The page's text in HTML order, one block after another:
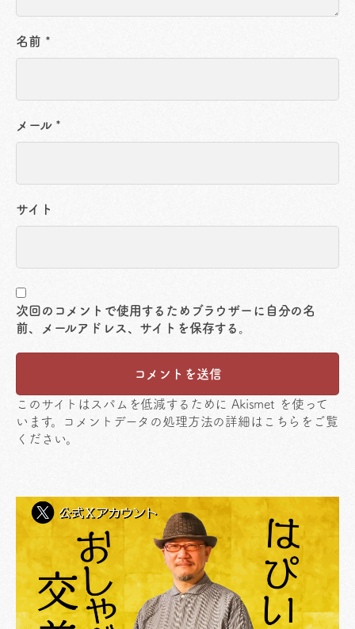
名前 *
メール *
サイト
次回のコメントで使用するためブラウザーに自分の名
前、メールアドレス、サイトを保存する。
このサイトはスパムを低減するために Akismet を使って
います。
コメントデータの処理方法の詳細はこちらをご覧
ください。